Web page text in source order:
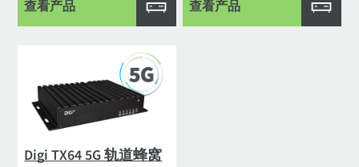
查看产品 查看产品
Digi TX64 5G 轨道蜂窝